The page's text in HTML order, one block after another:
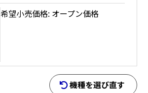
希望小売価格: オープン価格
機種を選び直す